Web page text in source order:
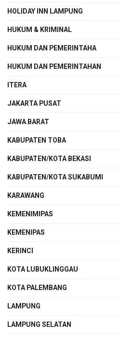
HOLIDAY INN LAMPUNG
HUKUM & KRIMINAL
HUKUM DAN PEMERINTAHA
HUKUM DAN PEMERINTAHAN
ITERA
JAKARTA PUSAT
JAWA BARAT
KABUPATEN TOBA
KABUPATEN/KOTA BEKASI
KABUPATEN/KOTA SUKABUMI
KARAWANG
KEMENIMIPAS
KEMENIPAS
KERINCI
KOTA LUBUKLINGGAU
KOTA PALEMBANG
LAMPUNG
LAMPUNG SELATAN